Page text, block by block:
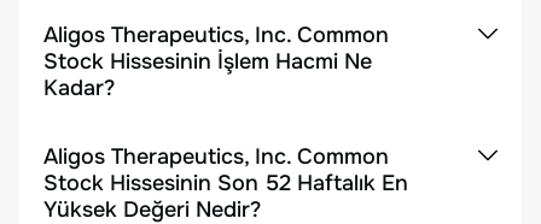
Aligos Therapeutics, Inc. Common
Stock Hissesinin İşlem Hacmi Ne
Kadar?
Aligos Therapeutics, Inc. Common
Stock Hissesinin Son 52 Haftalık En
Yüksek Değeri Nedir?